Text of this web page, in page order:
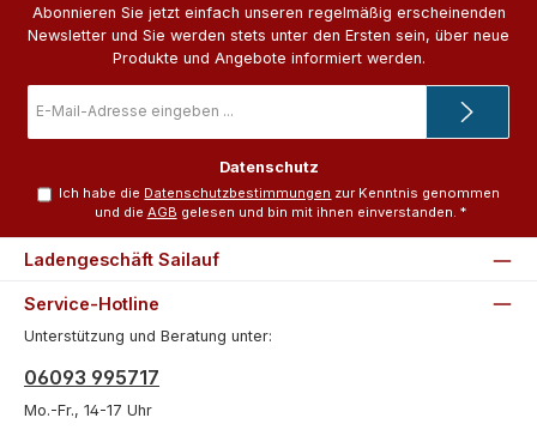
Abonnieren Sie jetzt einfach unseren regelmäßig erscheinenden
Newsletter und Sie werden stets unter den Ersten sein, über neue
Produkte und Angebote informiert werden.
Mail-
Datenschutz
Ich habe die Datenschutzbestimmungen zur Kenntnis genommen
und die AGB gelesen und bin mit ihnen einverstanden. *
Service-Hotline
Unterstützung und Beratung unter:
06093 995717
Mo.-Fr., 14-17 Uhr
Ladengeschäft Sailauf